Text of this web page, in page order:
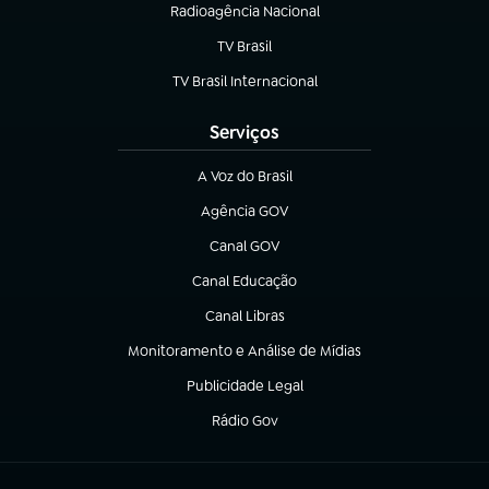
Radioagência Nacional
(abre em nova aba)
TV Brasil
(abre em nova aba)
TV Brasil Internacional
(abre em nova aba)
Serviços
A Voz do Brasil
(abre em nova aba)
Agência GOV
(abre em nova aba)
Canal GOV
(abre em nova aba)
Canal Educação
(abre em nova aba)
Canal Libras
(abre em nova aba)
Monitoramento e Análise de Mídias
(abre em nova aba)
Publicidade Legal
(abre em nova aba)
Rádio Gov
(abre em nova aba)